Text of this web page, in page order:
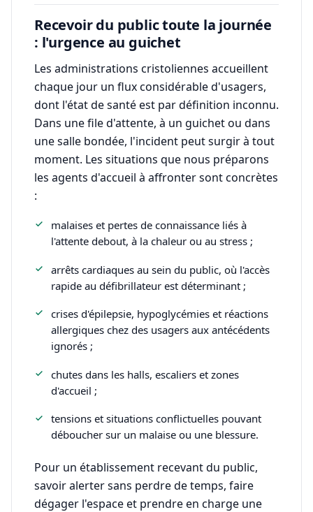
Recevoir du public toute la journée
: l'urgence au guichet
Les administrations cristoliennes accueillent
chaque jour un flux considérable d'usagers,
dont l'état de santé est par définition inconnu.
Dans une file d'attente, à un guichet ou dans
une salle bondée, l'incident peut surgir à tout
moment. Les situations que nous préparons
les agents d'accueil à affronter sont concrètes
:
malaises et pertes de connaissance liés à
l'attente debout, à la chaleur ou au stress ;
arrêts cardiaques au sein du public, où l'accès
rapide au défibrillateur est déterminant ;
crises d'épilepsie, hypoglycémies et réactions
allergiques chez des usagers aux antécédents
ignorés ;
chutes dans les halls, escaliers et zones
d'accueil ;
tensions et situations conflictuelles pouvant
déboucher sur un malaise ou une blessure.
Pour un établissement recevant du public,
savoir alerter sans perdre de temps, faire
dégager l'espace et prendre en charge une